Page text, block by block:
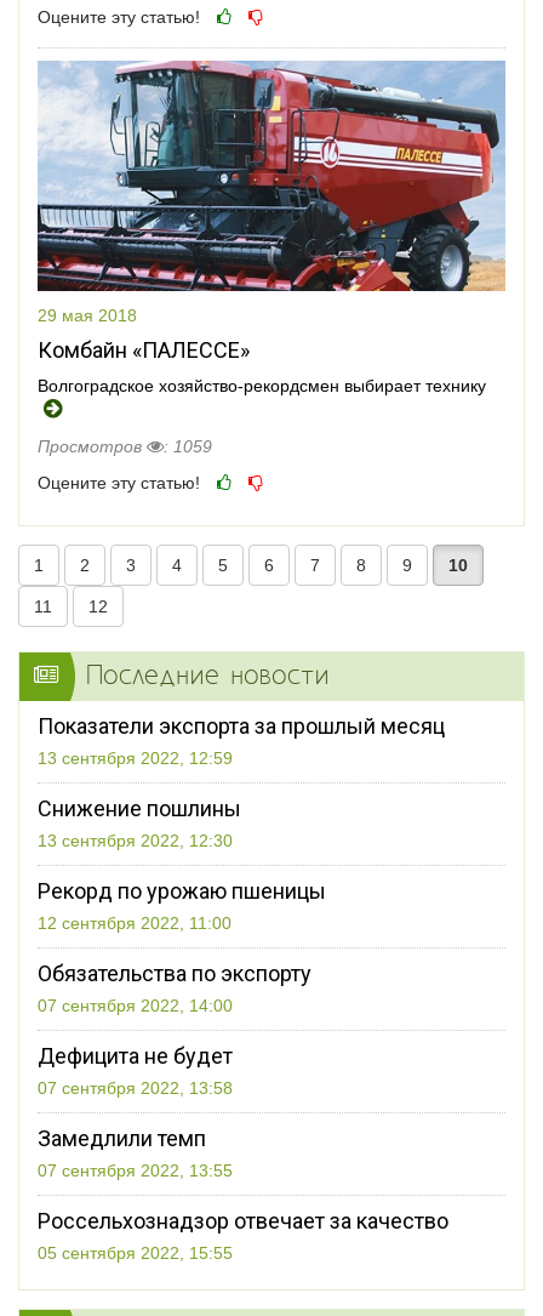
Оцените эту статью!
29 мая 2018
Комбайн «ПАЛЕССЕ»
Волгоградское хозяйство-рекордсмен выбирает технику
Просмотров
: 1059
Оцените эту статью!
1 2 3 4 5 6 7 8 9 10
11 12
Последние новости
Показатели экспорта за прошлый месяц
13 сентября 2022, 12:59
Снижение пошлины
13 сентября 2022, 12:30
Рекорд по урожаю пшеницы
12 сентября 2022, 11:00
Обязательства по экспорту
07 сентября 2022, 14:00
Дефицита не будет
07 сентября 2022, 13:58
Замедлили темп
07 сентября 2022, 13:55
Россельхознадзор отвечает за качество
05 сентября 2022, 15:55